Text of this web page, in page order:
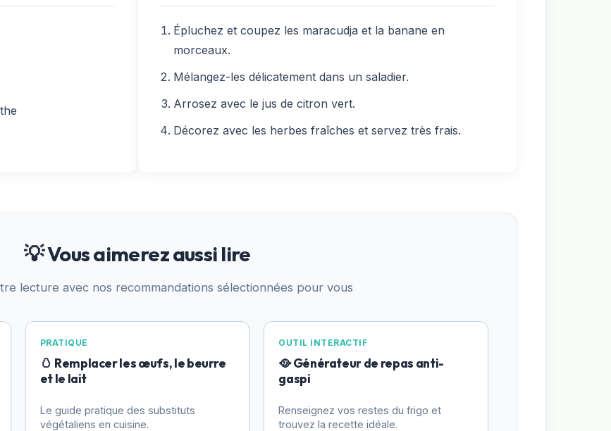
Épluchez et coupez les maracudja et la banane en
morceaux.
Mélangez-les délicatement dans un saladier.
Arrosez avec le jus de citron vert.
Décorez avec les herbes fraîches et servez très frais.
💡 Vous aimerez aussi lire
lecture avec nos recommandations sélectionnées pour vous
PRATIQUE
🥚 Remplacer les œufs, le beurre
et le lait
Le guide pratique des substituts
végétaliens en cuisine.
OUTIL INTERACTIF
🥘 Générateur de repas anti-
gaspi
Renseignez vos restes du frigo et
trouvez la recette idéale.